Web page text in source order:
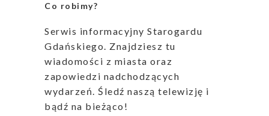
Co robimy?
Serwis informacyjny Starogardu
Gdańskiego. Znajdziesz tu
wiadomości z miasta oraz
zapowiedzi nadchodzących
wydarzeń. Śledź naszą telewizję i
bądź na bieżąco!